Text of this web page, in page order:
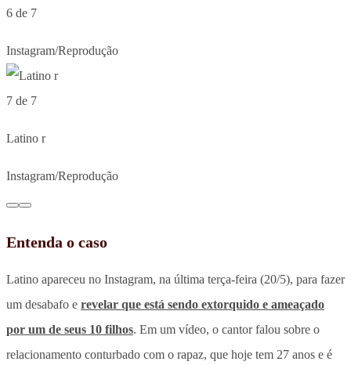
6 de 7
Instagram/Reprodução
7 de 7
Latino r
Instagram/Reprodução
Entenda o caso
Latino apareceu no Instagram, na última terça-feira (20/5), para fazer
um desabafo e revelar que está sendo extorquido e ameaçado
por um de seus 10 filhos. Em um vídeo, o cantor falou sobre o
relacionamento conturbado com o rapaz, que hoje tem 27 anos e é